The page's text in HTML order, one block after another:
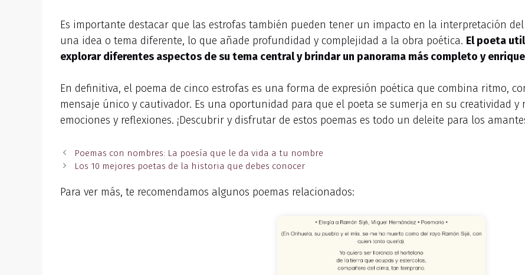
Es importante destacar que las estrofas también pueden tener un impacto en la interpretación
una idea o tema diferente, lo que añade profundidad y complejidad a la obra poética. El poeta
explorar diferentes aspectos de su tema central y brindar un panorama más completo y
En definitiva, el poema de cinco estrofas es una forma de expresión poética que combina ritmo,
mensaje único y cautivador. Es una oportunidad para que el poeta se sumerja en su creatividad
emociones y reflexiones. ¡Descubrir y disfrutar de estos poemas es todo un deleite para los
Poemas con nombres: La poesía que le da vida a tu nombre
Los 10 mejores poetas de la historia que debes conocer
Para ver más, te recomendamos algunos poemas relacionados: